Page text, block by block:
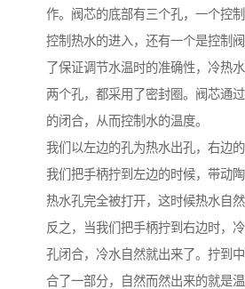
作。阀芯的底部有三个孔，一个控
控制热水的进入，还有一个是控制
了保证调节水温时的准确性，冷热
两个孔，都采用了密封圈。阀芯通
的闭合，从而控制水的温度。
我们以左边的孔为热水出孔，右边
我们把手柄拧到左边的时候，带动
热水孔完全被打开，这时候热水自然
反之，当我们把手柄拧到右边时，
孔闭合，冷水自然就出来了。拧到
合了一部分，自然而然出来的就是温